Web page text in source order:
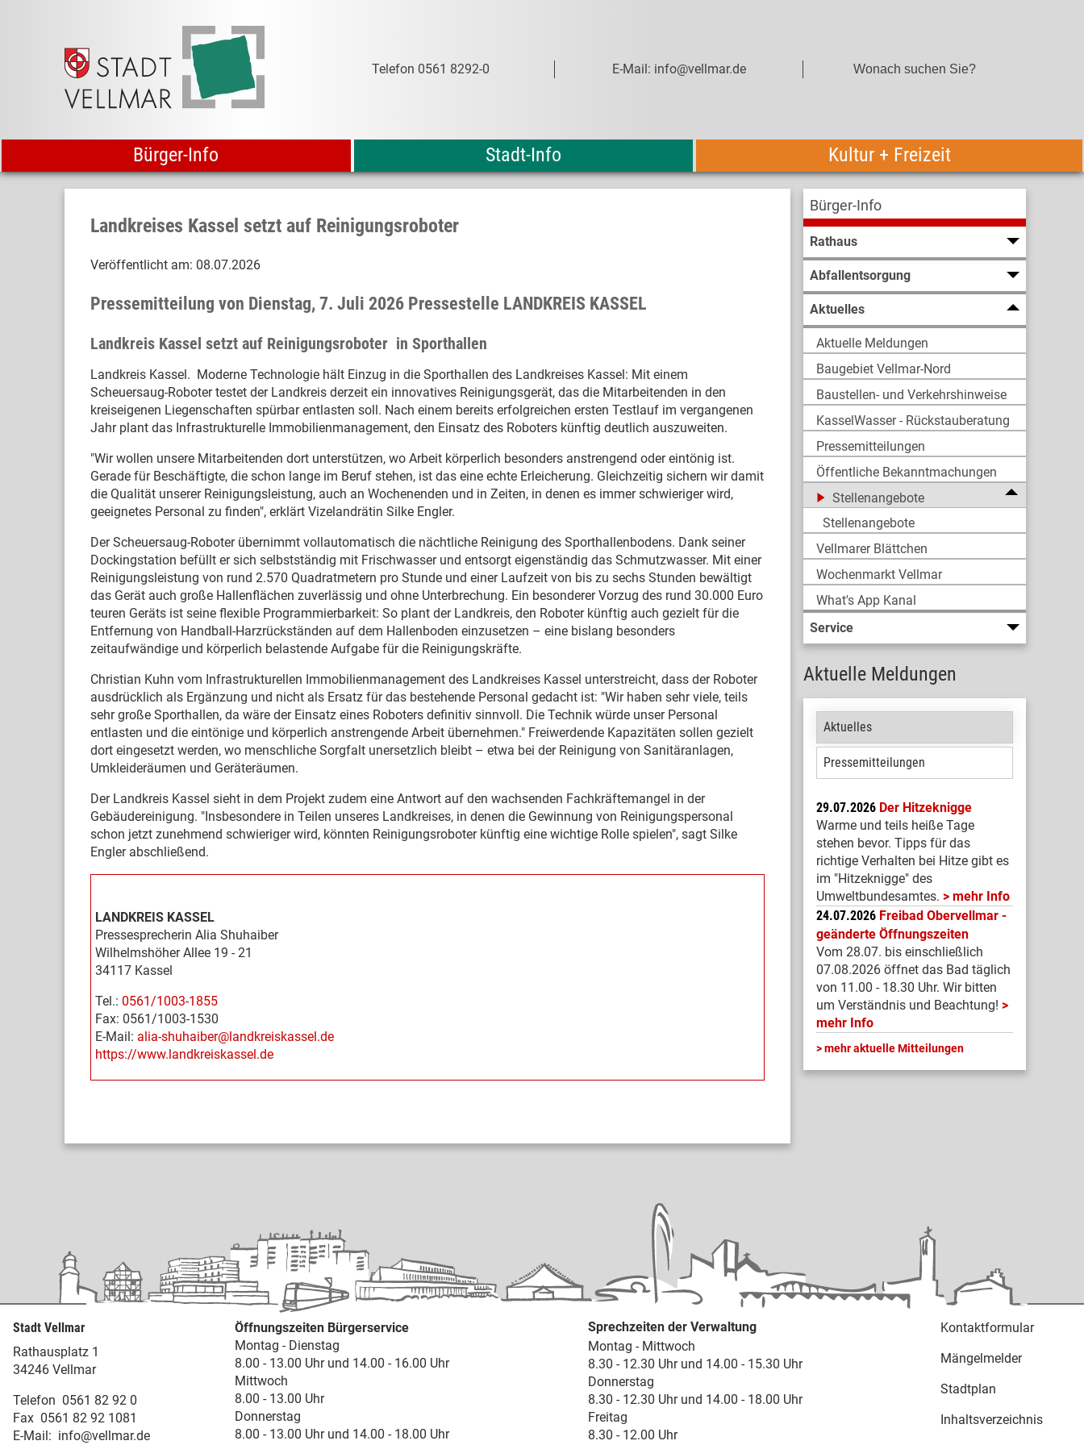
Telefon 0561 8292-0 E-Mail: info@vellmar.de
Bürger-Info Stadt-Info Kultur + Freizeit
Bürger-Info
Rathaus
Abfallentsorgung
Aktuelles
Aktuelle Meldungen
Baugebiet Vellmar-Nord
Baustellen- und Verkehrshinweise
KasselWasser - Rückstauberatung
Pressemitteilungen
Öffentliche Bekanntmachungen
Stellenangebote
Stellenangebote
Vellmarer Blättchen
Wochenmarkt Vellmar
What's App Kanal
Service
Aktuelle Meldungen
Aktuelles
Pressemitteilungen
29.07.2026 Der Hitzeknigge
Warme und teils heiße Tage
stehen bevor. Tipps für das
richtige Verhalten bei Hitze gibt es
im "Hitzeknigge" des
Umweltbundesamtes.
mehr Info
24.07.2026 Freibad Obervellmar -
geänderte Öffnungszeiten
Vom 28.07. bis einschließlich
07.08.2026 öffnet das Bad täglich
von 11.00 - 18.30 Uhr. Wir bitten
um Verständnis und Beachtung!
mehr Info
mehr aktuelle Mitteilungen
Landkreises Kassel setzt auf Reinigungsroboter
Veröffentlicht am: 08.07.2026
Pressemitteilung von Dienstag, 7. Juli 2026 Pressestelle LANDKREIS KASSEL
Landkreis Kassel setzt auf Reinigungsroboter in Sporthallen
Landkreis Kassel. Moderne Technologie hält Einzug in die Sporthallen des Landkreises Kassel: Mit einem
Scheuersaug-Roboter testet der Landkreis derzeit ein innovatives Reinigungsgerät, das die Mitarbeitenden in den
kreiseigenen Liegenschaften spürbar entlasten soll. Nach einem bereits erfolgreichen ersten Testlauf im vergangenen
Jahr plant das Infrastrukturelle Immobilienmanagement, den Einsatz des Roboters künftig deutlich auszuweiten.
"Wir wollen unsere Mitarbeitenden dort unterstützen, wo Arbeit körperlich besonders anstrengend oder eintönig ist.
Gerade für Beschäftigte, die schon lange im Beruf stehen, ist das eine echte Erleicherung. Gleichzeitig sichern wir damit
die Qualität unserer Reinigungsleistung, auch an Wochenenden und in Zeiten, in denen es immer schwieriger wird,
geeignetes Personal zu finden", erklärt Vizelandrätin Silke Engler.
Der Scheuersaug-Roboter übernimmt vollautomatisch die nächtliche Reinigung des Sporthallenbodens. Dank seiner
Dockingstation befüllt er sich selbstständig mit Frischwasser und entsorgt eigenständig das Schmutzwasser. Mit einer
Reinigungsleistung von rund 2.570 Quadratmetern pro Stunde und einer Laufzeit von bis zu sechs Stunden bewältigt
das Gerät auch große Hallenflächen zuverlässig und ohne Unterbrechung. Ein besonderer Vorzug des rund 30.000 Euro
teuren Geräts ist seine flexible Programmierbarkeit: So plant der Landkreis, den Roboter künftig auch gezielt für die
Entfernung von Handball-Harzrückständen auf dem Hallenboden einzusetzen – eine bislang besonders
zeitaufwändige und körperlich belastende Aufgabe für die Reinigungskräfte.
Christian Kuhn vom Infrastrukturellen Immobilienmanagement des Landkreises Kassel unterstreicht, dass der Roboter
ausdrücklich als Ergänzung und nicht als Ersatz für das bestehende Personal gedacht ist: "Wir haben sehr viele, teils
sehr große Sporthallen, da wäre der Einsatz eines Roboters definitiv sinnvoll. Die Technik würde unser Personal
entlasten und die eintönige und körperlich anstrengende Arbeit übernehmen." Freiwerdende Kapazitäten sollen gezielt
dort eingesetzt werden, wo menschliche Sorgfalt unersetzlich bleibt – etwa bei der Reinigung von Sanitäranlagen,
Umkleideräumen und Geräteräumen.
Der Landkreis Kassel sieht in dem Projekt zudem eine Antwort auf den wachsenden Fachkräftemangel in der
Gebäudereinigung. "Insbesondere in Teilen unseres Landkreises, in denen die Gewinnung von Reinigungspersonal
schon jetzt zunehmend schwieriger wird, könnten Reinigungsroboter künftig eine wichtige Rolle spielen", sagt Silke
Engler abschließend.
LANDKREIS KASSEL
Pressesprecherin Alia Shuhaiber
Wilhelmshöher Allee 19 - 21
34117 Kassel
Tel.: 0561/1003-1855
Fax: 0561/1003-1530
E-Mail: alia-shuhaiber@landkreiskassel.de
https://www.landkreiskassel.de
Stadt Vellmar
Rathausplatz 1
34246 Vellmar
Telefon 0561 82 92 0
Fax 0561 82 92 1081
E-Mail: info@vellmar.de
Öffnungszeiten Bürgerservice
Montag - Dienstag
8.00 - 13.00 Uhr und 14.00 - 16.00 Uhr
Mittwoch
8.00 - 13.00 Uhr
Donnerstag
8.00 - 13.00 Uhr und 14.00 - 18.00 Uhr
Sprechzeiten der Verwaltung
Montag - Mittwoch
8.30 - 12.30 Uhr und 14.00 - 15.30 Uhr
Donnerstag
8.30 - 12.30 Uhr und 14.00 - 18.00 Uhr
Freitag
8.30 - 12.00 Uhr
Kontaktformular
Mängelmelder
Stadtplan
Inhaltsverzeichnis